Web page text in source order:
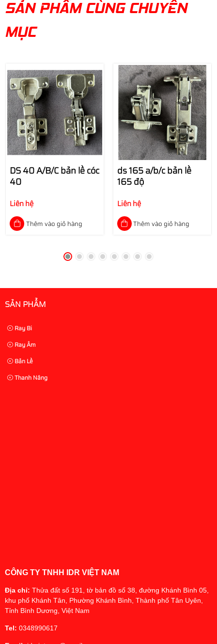
SẢN PHẨM CÙNG CHUYÊN
MỤC
DS 40 A/B/C bản lề cóc
40
Liên hệ
Thêm vào giỏ hàng
ds 165 a/b/c bản lề
165 độ
Liên hệ
Thêm vào giỏ hàng
CÔNG TY TNHH IDR VIỆT NAM
Địa chỉ: Thửa đất số 191, tờ bản đồ số 38, đường Khánh Bình 05,
khu phố Khánh Tân, Phường Khánh Bình, Thành phố Tân Uyên,
Tỉnh Bình Dương, Việt Nam
Tel: 0348990617
SẢN PHẨM
Ray Bi
Ray Âm
Bản Lề
Thanh Nâng